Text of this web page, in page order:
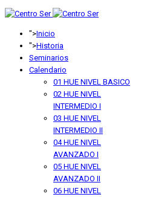
">Inicio
">Historia
Seminarios
Calendario
01 HUE NIVEL BASICO
02 HUE NIVEL
INTERMEDIO I
03 HUE NIVEL
INTERMEDIO II
04 HUE NIVEL
AVANZADO I
05 HUE NIVEL
AVANZADO II
06 HUE NIVEL
anterior
anterior
año
mes